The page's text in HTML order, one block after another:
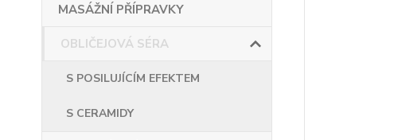
MASÁŽNÍ PŘÍPRAVKY
OBLIČEJOVÁ SÉRA
S POSILUJÍCÍM EFEKTEM
S CERAMIDY